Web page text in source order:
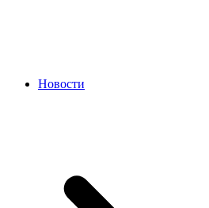
Новости